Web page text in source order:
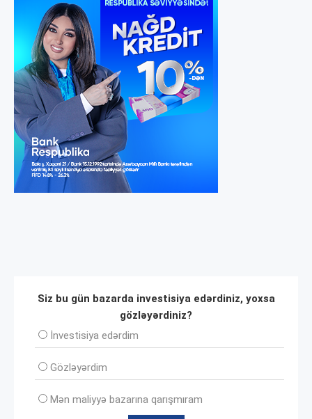
Siz bu gün bazarda investisiya edərdiniz, yoxsa
gözləyərdiniz?
İnvеstisiya edərdim
Gözləyərdim
Mən maliyyə bazarına qarışmıram